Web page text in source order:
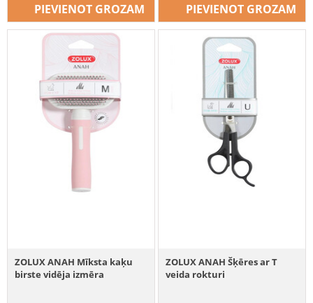
PIEVIENOT GROZAM PIEVIENOT GROZAM
ZOLUX ANAH Mīksta kaķu
birste vidēja izmēra
ZOLUX ANAH Šķēres ar T
veida rokturi